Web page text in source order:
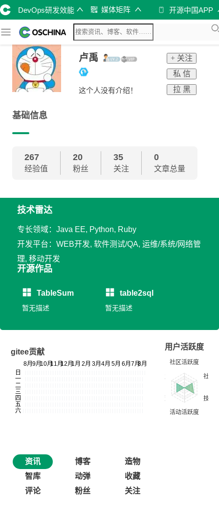
DevOps研发效能 媒体矩阵 开源中国APP
卢禹
这个人没有介绍！
+ 关注
私 信
拉 黑
基础信息
267
经验值
20
粉丝
35
关注
0
文章总量
技术雷达
专长领域：Java EE, Python, Ruby
开发平台：WEB开发, 软件测试/QA, 运维/系统/网络管
理, 移动开发
开源作品
TableSum
暂无描述
table2sql
暂无描述
gitee贡献
用户活跃度
资讯 博客
造物
智库
动弹
收藏
评论
粉丝 关注